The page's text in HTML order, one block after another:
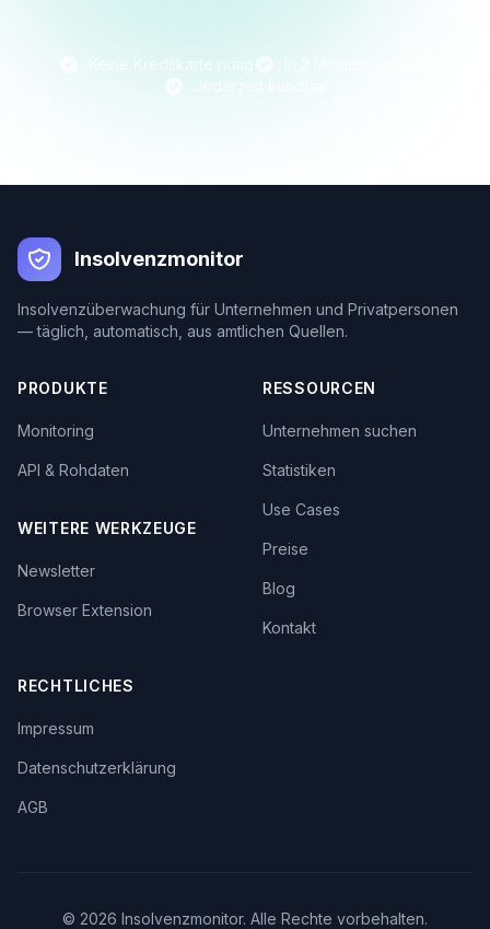
Insolvenzmonitor
Insolvenzüberwachung für Unternehmen und Privatpersonen
— täglich, automatisch, aus amtlichen Quellen.
PRODUKTE
Monitoring
API & Rohdaten
WEITERE WERKZEUGE
Newsletter
Browser Extension
RESSOURCEN
Unternehmen suchen
Statistiken
Use Cases
Preise
Blog
Kontakt
RECHTLICHES
Impressum
Datenschutzerklärung
AGB
© 2026 Insolvenzmonitor. Alle Rechte vorbehalten.